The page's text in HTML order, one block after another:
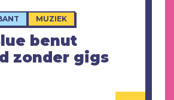
benut
zonder gigs
MUZIEK